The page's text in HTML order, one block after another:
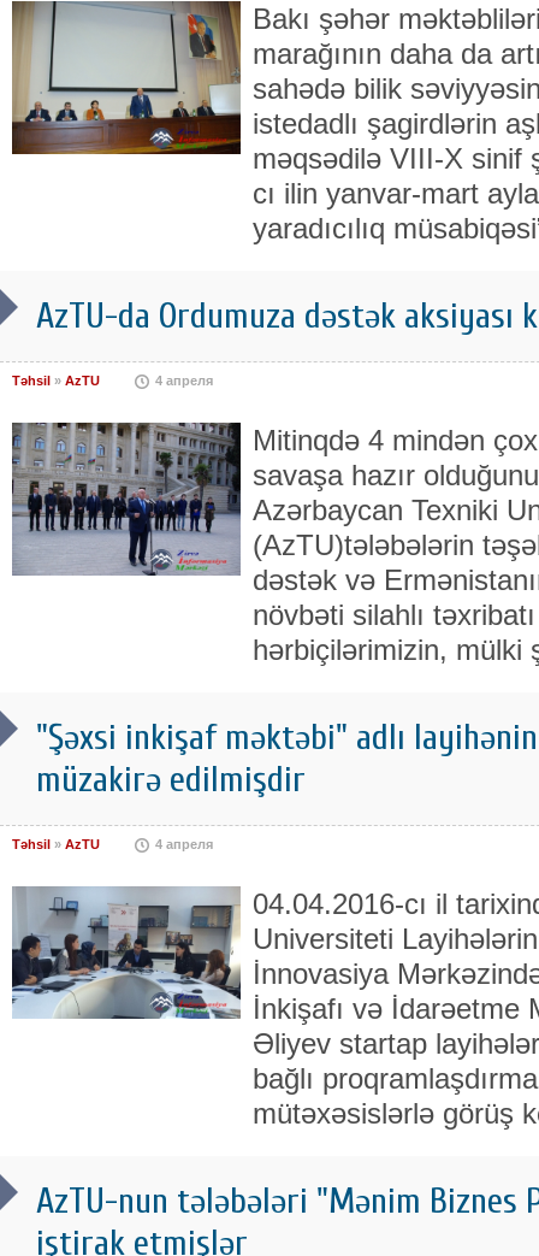
Bakı şəhər
marağının daha da
sahədə bilik
istedadlı şagirdlərin
məqsədilə VIII-X sinif
cı ilin yanvar-mart
yaradıcılıq
AzTU-da Ordumuza dəstək aksiyası
Təhsil » AzTU 4 апреля
Mitinqdə 4 mindən
savaşa hazır
Azərbaycan Texniki
(AzTU)tələbələrin
dəstək və
növbəti silahlı
hərbiçilərimizin, mülki
"Şəxsi inkişaf məktəbi" adlı
müzakirə edilmişdir
Təhsil » AzTU 4 апреля
04.04.2016-cı il
Universiteti
İnnovasiya
İnkişafı və İdarəetme
Əliyev startap
bağlı
mütəxəsislərlə görüş
AzTU-nun tələbələri "Mənim Biznes
iştirak etmişlər